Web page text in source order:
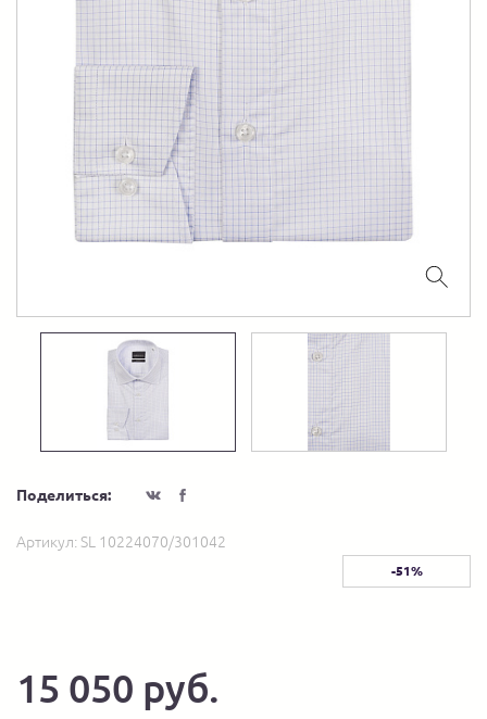
Поделиться:
Артикул: SL 10224070/301042
-51%
15 050 руб.